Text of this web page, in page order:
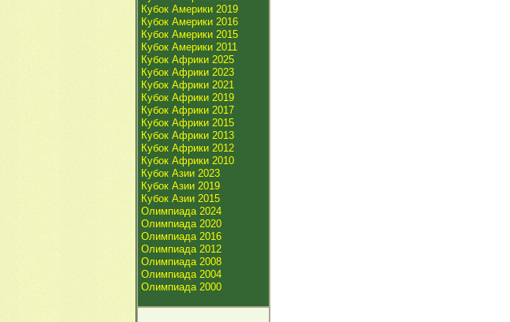
Кубок Америки 2019
Кубок Америки 2016
Кубок Америки 2015
Кубок Америки 2011
Кубок Африки 2025
Кубок Африки 2023
Кубок Африки 2021
Кубок Африки 2019
Кубок Африки 2017
Кубок Африки 2015
Кубок Африки 2013
Кубок Африки 2012
Кубок Африки 2010
Кубок Азии 2023
Кубок Азии 2019
Кубок Азии 2015
Олимпиада 2024
Олимпиада 2020
Олимпиада 2016
Олимпиада 2012
Олимпиада 2008
Олимпиада 2004
Олимпиада 2000